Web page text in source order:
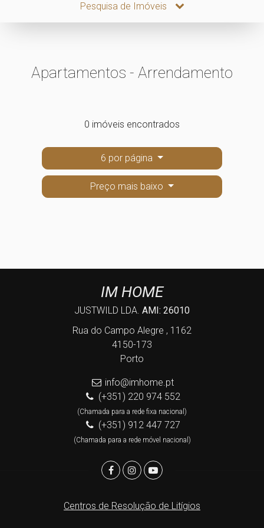
Pesquisa de Imóveis
Apartamentos - Arrendamento
0 imóveis encontrados
6 por página
Preço mais baixo
IM HOME
JUSTWILD LDA. AMI: 26010
Rua do Campo Alegre , 1162
4150-173
Porto
info@imhome.pt
(+351) 220 974 552
(Chamada para a rede fixa nacional)
(+351) 912 447 727
(Chamada para a rede móvel nacional)
Centros de Resolução de Litígios